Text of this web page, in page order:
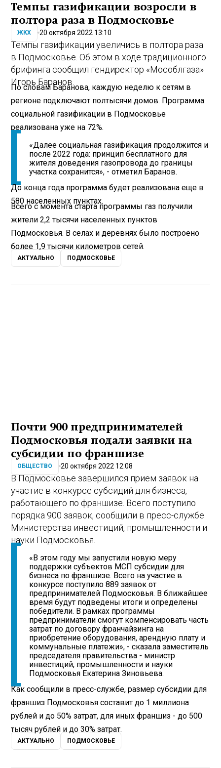
Темпы газификации возросли в
полтора раза в Подмосковье
ЖКХ 20 октября 2022 13:10
Темпы газификации увеличись в полтора раза
в Подмосковье. Об этом в ходе традиционного
брифинга сообщил гендиректор «Мособлгаза»
Игорь Баранов.
По словам Баранова, каждую неделю к сетям в
регионе подключают полтысячи домов. Программа
социальной газификации в Подмосковье
реализована уже на 72%.
«Далее социальная газификация продолжится и
после 2022 года: принцип бесплатного для
жителя доведения газопровода до границы
участка сохранится», - отметил Баранов.
До конца года программа будет реализована еще в
580 населенных пунктах.
Всего с момента старта программы газ получили
жители 2,2 тысячи населенных пунктов
Подмосковья. В селах и деревнях было построено
более 1,9 тысячи километров сетей.
АКТУАЛЬНО ПОДМОСКОВЬЕ
Почти 900 предпринимателей
Подмосковья подали заявки на
субсидии по франшизе
ОБЩЕСТВО 20 октября 2022 12:08
В Подмосковье завершился прием заявок на
участие в конкурсе субсидий для бизнеса,
работающего по франшизе. Всего поступило
порядка 900 заявок, сообщили в пресс-службе
Министерства инвестиций, промышленности и
науки Подмосковья.
«В этом году мы запустили новую меру
поддержки субъектов МСП субсидии для
бизнеса по франшизе. Всего на участие в
конкурсе поступило 889 заявок от
предпринимателей Подмосковья. В ближайшее
время будут подведены итоги и определены
победители. В рамках программы
предприниматели смогут компенсировать часть
затрат по договору франчайзинга на
приобретение оборудования, арендную плату и
коммунальные платежи», - сказала заместитель
председателя правительства - министр
инвестиций, промышленности и науки
Подмосковья Екатерина Зиновьева.
Как сообщили в пресс-службе, размер субсидии для
франшиз Подмосковья составит до 1 миллиона
рублей и до 50% затрат, для иных франшиз - до 500
тысяч рублей и до 30% затрат.
АКТУАЛЬНО ПОДМОСКОВЬЕ